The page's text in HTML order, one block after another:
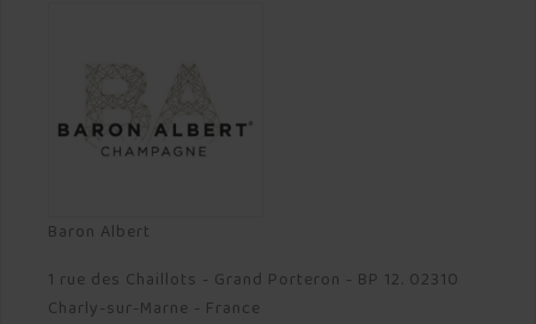
Baron Albert
1 rue des Chaillots - Grand Porteron - BP 12. 02310
Charly-sur-Marne - France